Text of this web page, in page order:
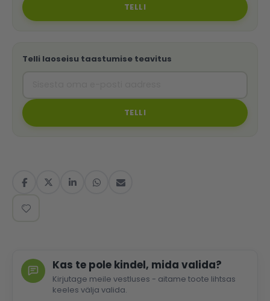
TELLI
Telli laoseisu taastumise teavitus
TELLI
Kas te pole kindel, mida valida?
Kirjutage meile vestluses - aitame toote lihtsas
keeles välja valida.